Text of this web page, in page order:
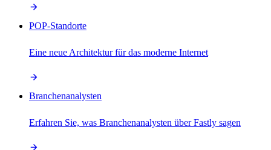
POP-Standorte
Eine neue Architektur für das moderne Internet
Branchenanalysten
Erfahren Sie, was Branchenanalysten über Fastly sagen